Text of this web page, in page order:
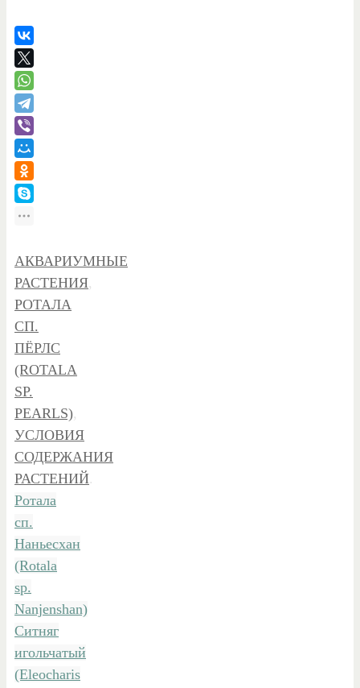
АКВАРИУМНЫЕ
РАСТЕНИЯ,
РОТАЛА
СП.
ПЁРЛС
(ROTALA
SP.
PEARLS),
УСЛОВИЯ
СОДЕРЖАНИЯ
РАСТЕНИЙ.
Ротала
сп.
Наньесхан
(Rotala
sp.
Nanjenshan)
Ситняг
игольчатый
(Eleocharis